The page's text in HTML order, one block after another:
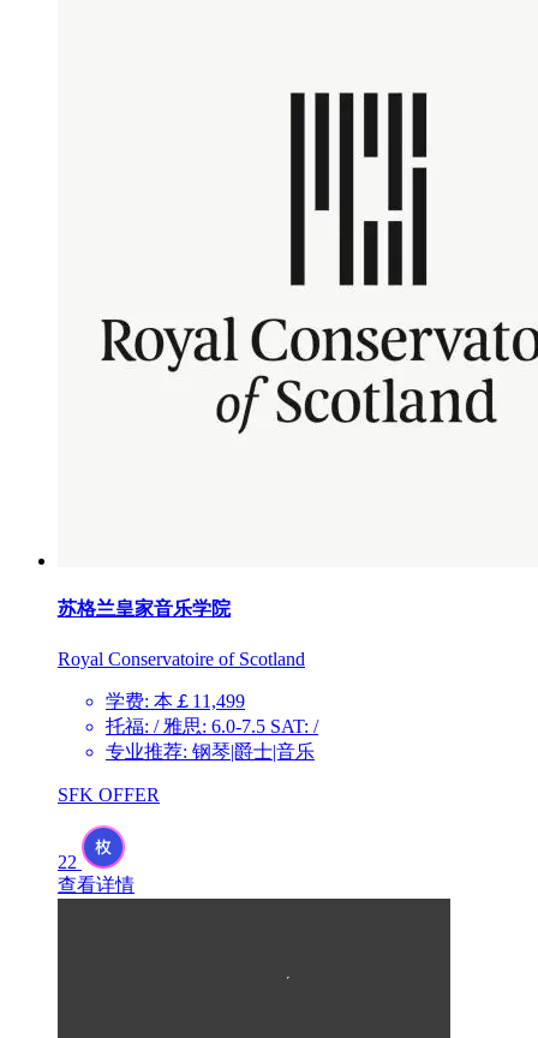
苏格兰皇家音乐学院
Royal Conservatoire of Scotland
学费: 本￡11,499
托福: / 雅思: 6.0-7.5 SAT: /
专业推荐: 钢琴|爵士|音乐
SFK OFFER
22
查看详情